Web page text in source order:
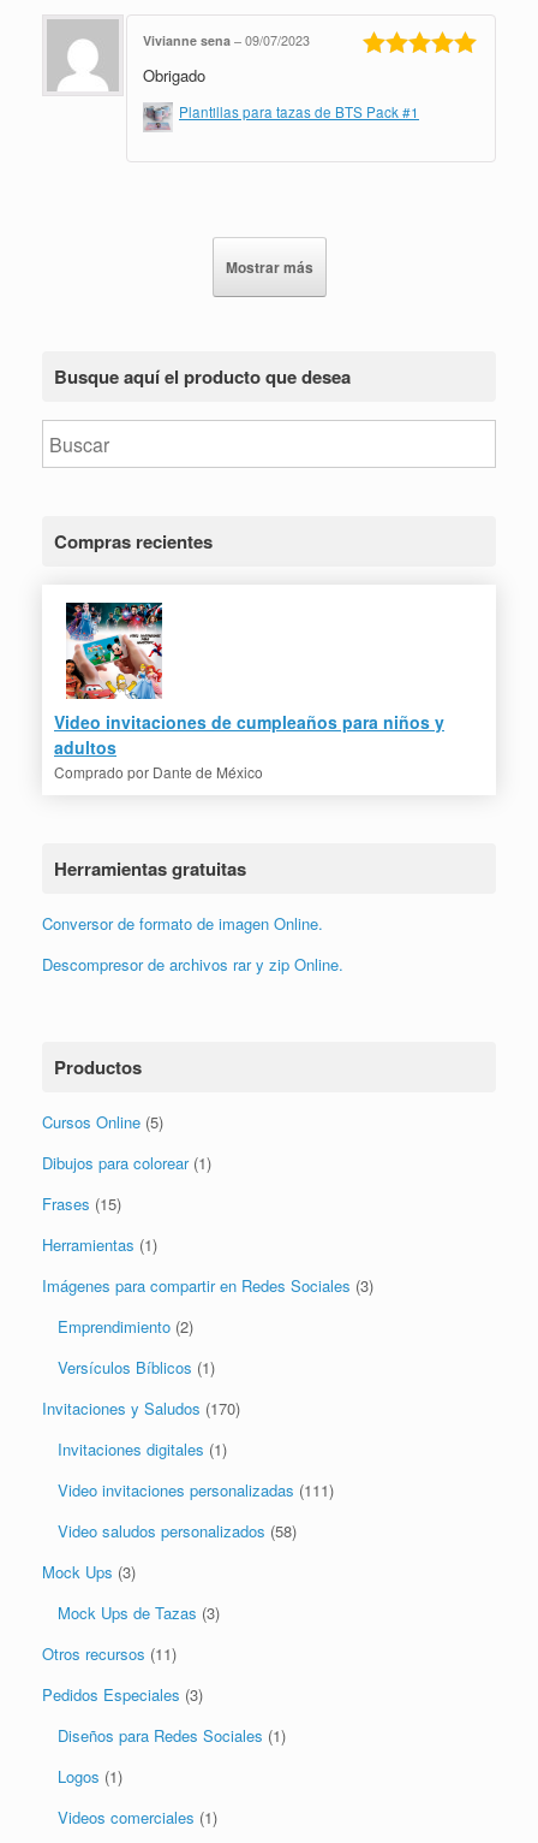
Vivianne sena – 09/07/2023
Obrigado
Plantillas para tazas de BTS Pack #1
Mostrar más
Busque aquí el producto que desea
Compras recientes
Video invitación de cumpleaños de Lilo & Stitch
Comprado por
para niños y adultos
Comprado porDante de México
Frases (15)
Herramientas (1)
Imágenes para compartir en Redes Sociales
Emprendimiento
Versículos Bíblicos (1)
Invitaciones y Saludos
Invitaciones digitales (1)
Video invitaciones personalizadas
Video saludos personalizados
Mock Ups (3)
Mock Ups de Tazas (3)
Otros recursos
Pedidos Especiales (3)
Diseños para Redes Sociales
Logos (1)
Videos comerciales (1)
Plantillas para tazas
Plantillas de Abuelos (2)